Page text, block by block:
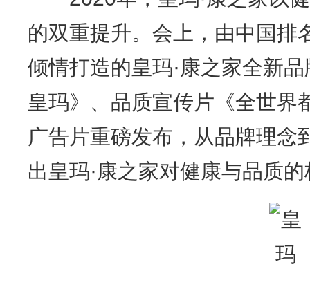
的双重提升。会上，由中国排
倾情打造的皇玛·康之家全新
皇玛》、品质宣传片《全世界
广告片重磅发布，从品牌理念
出皇玛·康之家对健康与品质